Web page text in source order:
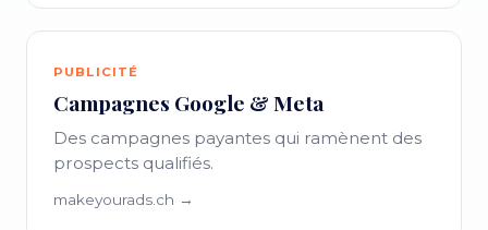
PUBLICITÉ
Campagnes Google & Meta
Des campagnes payantes qui ramènent des
prospects qualifiés.
makeyourads.ch →